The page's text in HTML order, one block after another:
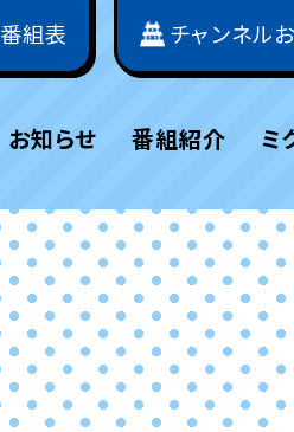
番組表 チャンネル
お知らせ 番組紹介 ミ